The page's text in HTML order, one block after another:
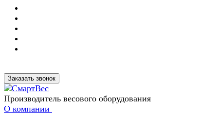
Заказать звонок
Производитель весового оборудования
О компании